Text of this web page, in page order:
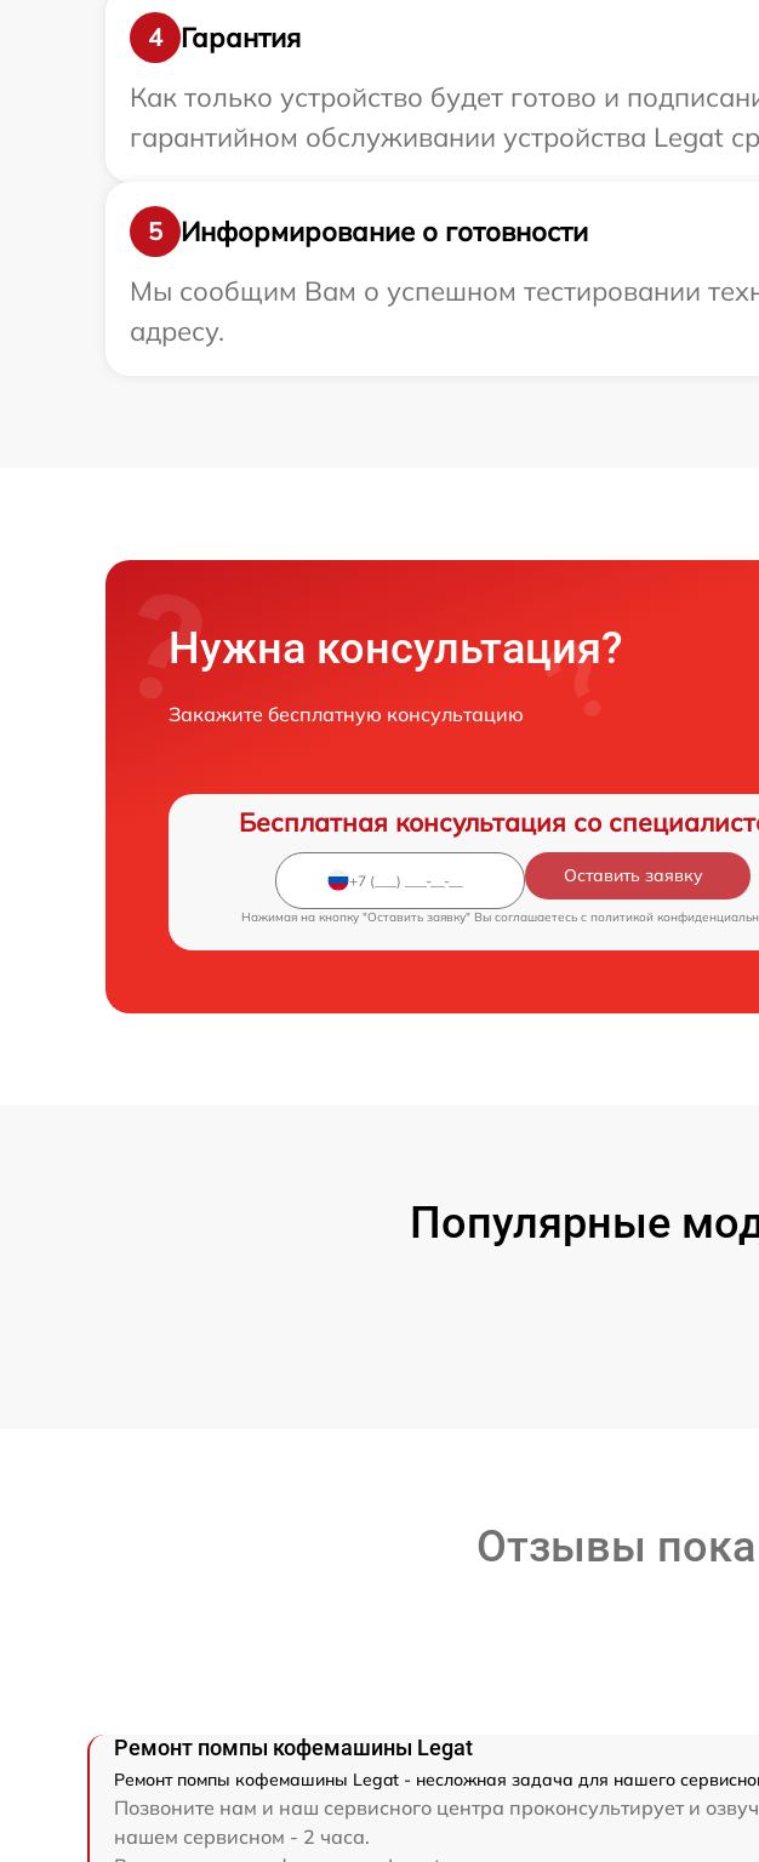
4
Гарантия
Как только устройство будет готово и
гарантийном обслуживании устройства Legat
5
Информирование о готовности
Мы сообщим Вам о успешном тестировании
адресу.
Нужна консультация?
Закажите бесплатную консультацию
Бесплатная консультация со
Оставить заявку
Нажимая на кнопку "Оставить заявку" Вы соглашаетесь c политикой
Популярные
Отзывы
Ремонт помпы кофемашины Legat
Ремонт помпы кофемашины Legat - несложная задача для нашего
Позвоните нам и наш сервисного центра проконсультирует и
нашем сервисном - 2 часа.